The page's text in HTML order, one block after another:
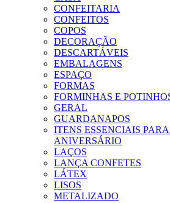
CONFEITARIA
CONFEITOS
COPOS
DECORAÇÃO
DESCARTÁVEIS
EMBALAGENS
ESPAÇO
FORMAS
FORMINHAS E
GERAL
GUARDANAPOS
ITENS ESSENCIAIS
ANIVERSÁRIO
LAÇOS
LANÇA CONFETES
LÁTEX
LISOS
METALIZADO